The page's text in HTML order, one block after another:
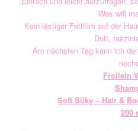
Was will
Kein lästiger Fettfilm auf der
Duft,
Am nächsten Tag kann ich
Frollein
Soft Silky – Hair &
200